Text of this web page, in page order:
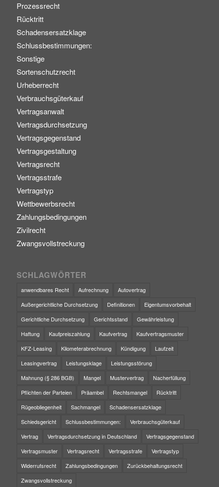
Prozessrecht
Rücktritt
Schadensersatzklage
Schlussbestimmungen:
Sonstige
Sortenschutzrecht
Urheberrecht
Verbrauchsgüterkauf
Vertragsanwalt
Vertragsdurchsetzung
Vertragsgegenstand
Vertragsgestaltung
Vertragsrecht
Vertragsstrafe
Vertragstyp
Wettbewerbsrecht
Zahlungsbedingungen
Zivilrecht
Zwangsvollstreckung
SCHLAGWÖRTER
anwendbares Recht Aufrechnung
Autovertrag
Außergerichtliche Durchsetzung
Definitionen
Eigentumsvorbehalt
Gerichtliche Durchsetzung
Gerichtsstand
Gewährleistung
Haftung
Kaufpreiszahlung Kaufvertrag
Kaufvertragsmuster
KFZ-Leasing
Kilometerabrechnung Kündigung
Laufzeit
Leasingvertrag
Leistungsklage
Leistungsstörung
Mahnung (§ 286 BGB)
Mangel Mustervertrag
Nacherfüllung
Pflichten der Parteien
Präambel Rechtsmangel
Rücktritt
Rügeobliegenheit
Sachmangel
Schadensersatzklage
Schiedsgericht
Schlussbestimmungen:
Verbrauchsgüterkauf
Vertrag
Vertragsdurchsetzung in Deutschland
Vertragsgegenstand
Vertragsmuster
Vertragsrecht Vertragsstrafe
Vertragstyp
Widerrufsrecht
Zahlungsbedingungen
Zurückbehaltungsrecht
Zwangsvollstreckung